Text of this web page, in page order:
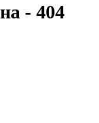
- 404